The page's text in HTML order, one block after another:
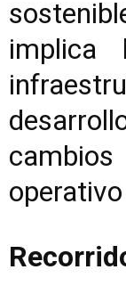
implica